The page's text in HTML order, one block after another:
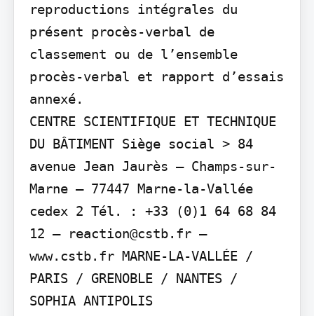
reproductions intégrales du
présent procès-verbal de
classement ou de l’ensemble
procès-verbal et rapport d’essais
annexé.
CENTRE SCIENTIFIQUE ET TECHNIQUE
DU BÂTIMENT Siège social > 84
avenue Jean Jaurès – Champs-sur-
Marne – 77447 Marne-la-Vallée
cedex 2 Tél. : +33 (0)1 64 68 84
12 – reaction@cstb.fr –
www.cstb.fr MARNE-LA-VALLÉE /
PARIS / GRENOBLE / NANTES /
SOPHIA ANTIPOLIS